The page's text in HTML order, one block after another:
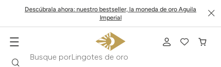
Descúbrala ahora: nuestro bestseller, la moneda de oro Aguila
Imperial
Busque por